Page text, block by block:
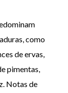
como
de ervas,
pimentas,
Notas de